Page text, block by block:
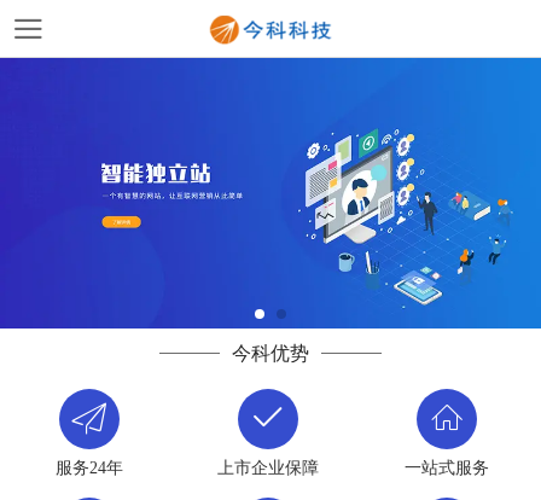
今科优势
服务24年 上市企业保障 一站式服务